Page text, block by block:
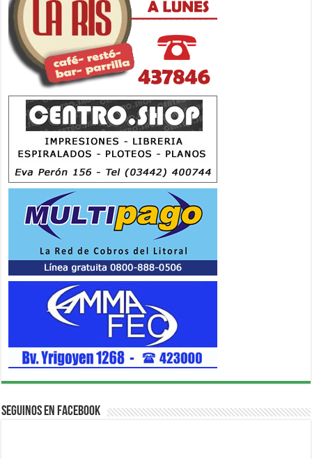
Seguinos en Facebook